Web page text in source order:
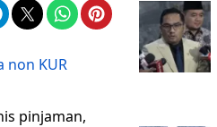
non KUR
pinjaman,